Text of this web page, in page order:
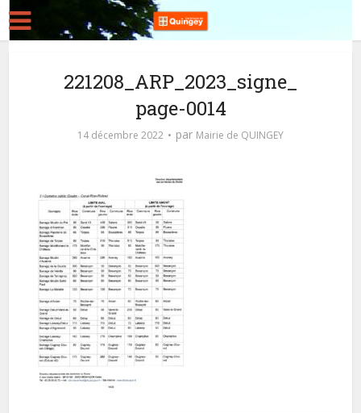
221208_ARP_2023_signe_
page-0014
14 décembre 2022 par Mairie de QUINGEY